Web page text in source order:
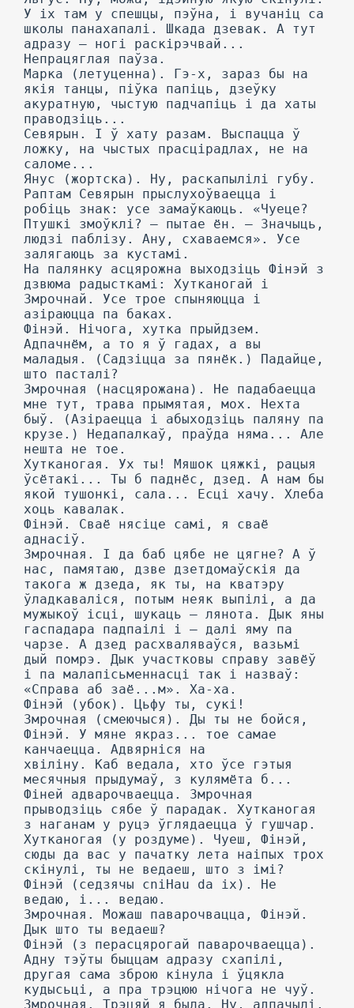
У іх там у спешцы, пэўна, і вучаніц са
школы панахапалі. Шкада дзевак. А тут
адразу — ногі раскірэчвай...
Непрацяглая паўза.
Марка (летуценна). Гэ-х, зараз бы на
якія танцы, піўка папіць, дзеўку
акуратную, чыстую падчапіць і да хаты
праводзіць...
Севярын. I ў хату разам. Выспацца ў
ложку, на чыстых прасцірадлах, не на
саломе...
Янус (жортска). Ну, раскапылілі губу.
Раптам Севярын прыслухоўваецца і
робіць знак: усе замаўкаюць. «Чуеце?
Птушкі змоўклі? — пытае ён. — Значыць,
людзі паблізу. Ану, схаваемся». Усе
залягаюць за кустамі.
На палянку асцярожна выходзіць Фінэй з
дзвюма радысткамі: Хутканогай і
Змрочнай. Усе трое спыняюцца і
азіраюцца па баках.
Фінэй. Нічога, хутка прыйдзем.
Адпачнём, a то я ў гадах, а вы
маладыя. (Садзіцца за пянёк.) Падайце,
што пасталі?
Змрочная (насцярожана). He падабаецца
мне тут, трава прымятая, мох. Нехта
быў. (Азіраецца і абыходзіць паляну па
крузе.) Недапалкаў, праўда няма... Але
нешта не тое.
Хутканогая. Ух ты! Мяшок цяжкі, рацыя
ўсётакі... Ты б паднёс, дзед. А нам бы
якой тушонкі, сала... Есці хачу. Хлеба
хоць кавалак.
Фінэй. Сваё нясіце самі, я сваё
аднасіў.
Змрочная. I да баб цябе не цягне? А ў
нас, памятаю, дзве дзетдомаўскія да
такога ж дзеда, як ты, на кватэру
ўладкаваліся, потым неяк выпілі, а да
мужыкоў ісці, шукаць — лянота. Дык яны
гаспадара падпаілі і — далі яму па
чарзе. А дзед расхваляваўся, вазьмі
дый помрэ. Дык участковы справу завёў
і па малапісьменнасці так і назваў:
«Справа аб заё...м». Ха-ха.
Фінэй (убок). Цьфу ты, сукі!
Змрочная (смеючыся). Ды ты не бойся,
Фінэй. У мяне якраз... тое самае
канчаецца. Адвярніся на
хвіліну. Каб ведала, хто ўсе гэтыя
месячныя прыдумаў, з кулямёта б...
Фіней адварочваецца. Змрочная
прыводзіць сябе ў парадак. Хутканогая
з наганам у руцэ ўглядаецца ў гушчар.
Хутканогая (у роздуме). Чуеш, Фінэй,
сюды да вас у пачатку лета наіпых трох
скінулі, ты не ведаеш, што з імі?
Фінэй (седзячы cniHau da іх). He
ведаю, і... ведаю.
Змрочная. Можаш паварочвацца, Фінэй.
Дык што ты ведаеш?
Фінэй (з перасцярогай паварочваецца).
Адну тэўты быццам адразу схапілі,
другая сама зброю кінула і ўцякла
кудысьці, а пра трэцюю нічога не чуў.
Змрочная. Трэцяй я была. Ну, адпачылі.